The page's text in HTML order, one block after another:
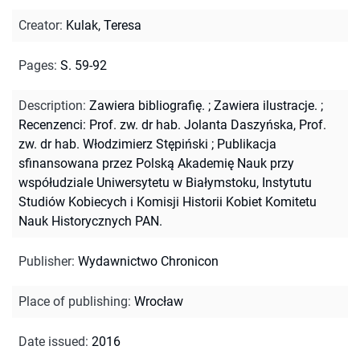
Creator: Kulak, Teresa
Pages: S. 59-92
Description: Zawiera bibliografię. ; Zawiera ilustracje. ;
Recenzenci: Prof. zw. dr hab. Jolanta Daszyńska, Prof.
zw. dr hab. Włodzimierz Stępiński ; Publikacja
sfinansowana przez Polską Akademię Nauk przy
współudziale Uniwersytetu w Białymstoku, Instytutu
Studiów Kobiecych i Komisji Historii Kobiet Komitetu
Nauk Historycznych PAN.
Publisher: Wydawnictwo Chronicon
Place of publishing: Wrocław
Date issued: 2016